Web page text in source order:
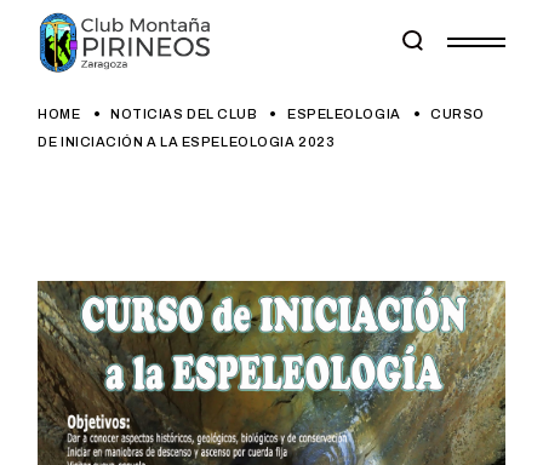
content
HOME NOTICIAS DEL CLUB ESPELEOLOGIA
CURSO
DE INICIACIÓN A LA ESPELEOLOGIA 2023